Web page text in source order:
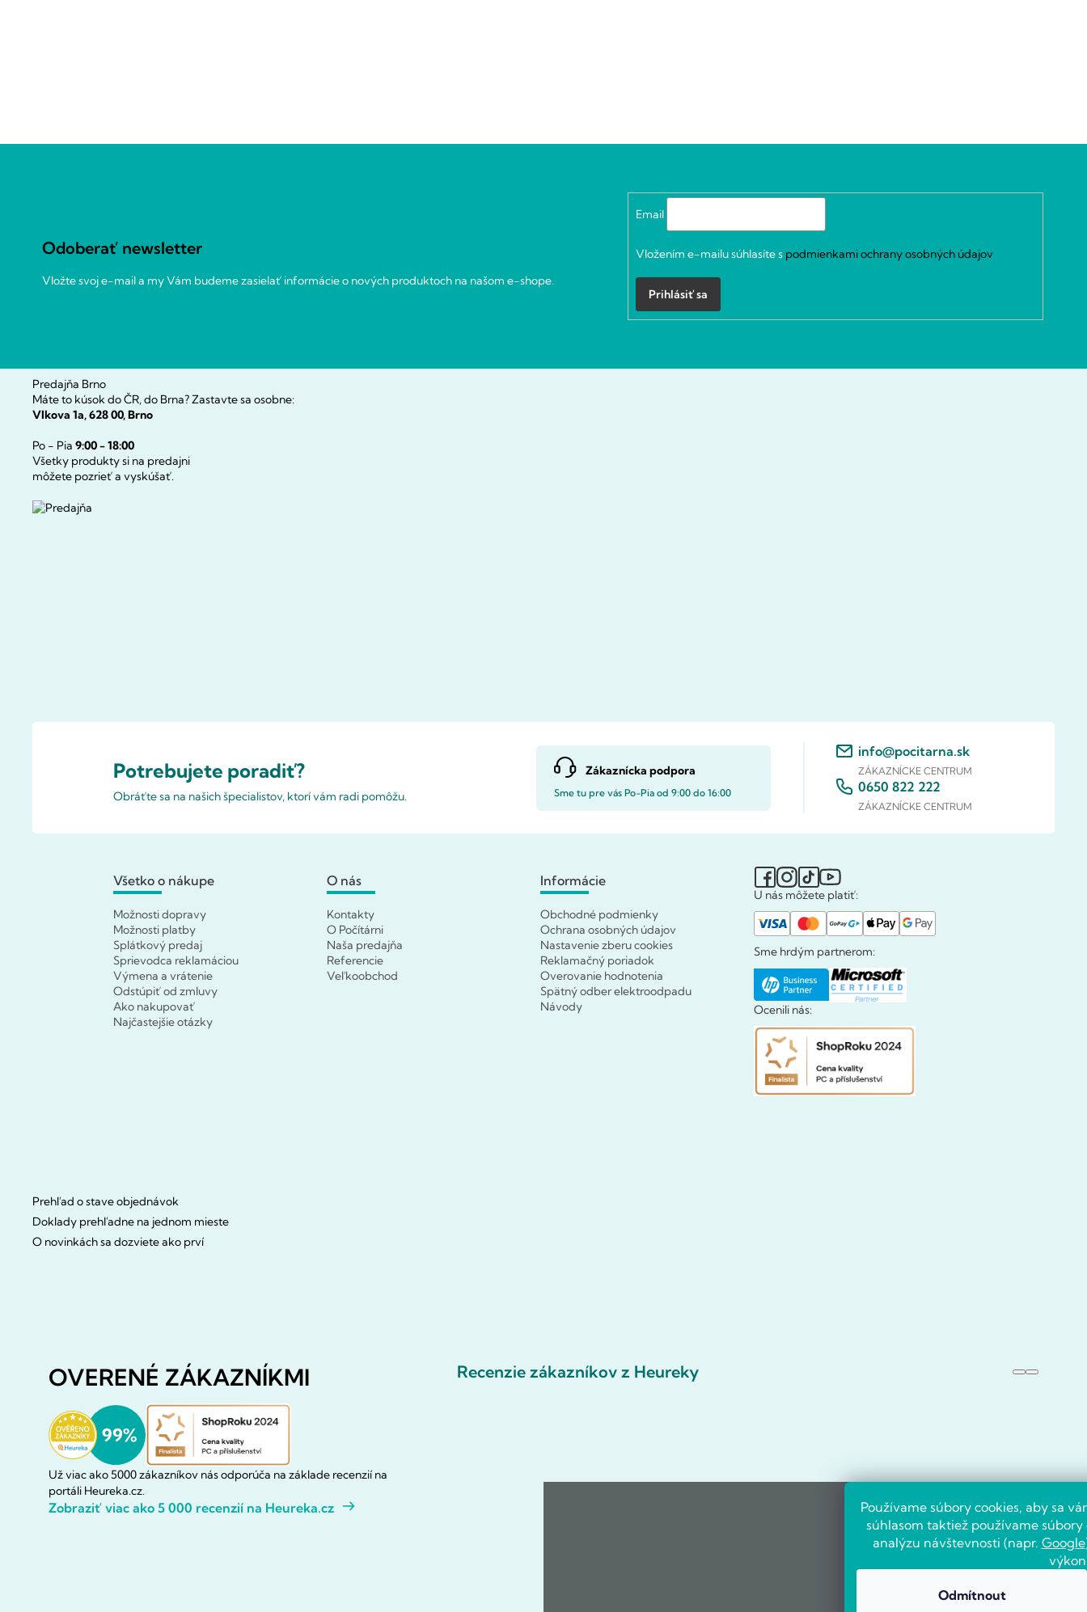
Používame súbory cookies, aby sa
súhlasom taktiež používame
analýzu návštevnosti (napr. Google
Odmítnout
Odoberať newsletter
Vložte svoj e-mail a my Vám budeme zasielať informácie o nových produktoch na našom e-shope.
Email
Vložením e-mailu súhlasíte s podmienkami ochrany osobných údajov
Prihlásiť sa
Predajňa Brno
Máte to kúsok do ČR, do Brna? Zastavte sa osobne:
Vlkova 1a, 628 00, Brno
Po - Pia 9:00 - 18:00
Všetky produkty si na predajni
môžete pozrieť a vyskúšať.
Potrebujete poradiť?
Obráťte sa na našich špecialistov, ktorí vám radi pomôžu.
Zákaznícka podpora
Sme tu pre vás Po-Pia od 9:00 do 16:00
info@pocitarna.sk
ZÁKAZNÍCKE CENTRUM
0650 822 222
ZÁKAZNÍCKE CENTRUM
Všetko o nákupe
Možnosti dopravy
Možnosti platby
Splátkový predaj
Sprievodca reklamáciou
Výmena a vrátenie
Odstúpiť od zmluvy
Ako nakupovať
Najčastejšie otázky
O nás
Kontakty
O Počítárni
Naša predajňa
Referencie
Veľkoobchod
Informácie
Obchodné podmienky
Ochrana osobných údajov
Nastavenie zberu cookies
Reklamačný poriadok
Overovanie hodnotenia
Spätný odber elektroodpadu
Návody
U nás môžete platiť:
Sme hrdým partnerom:
Ocenili nás:
Prehľad o stave objednávok
Doklady prehľadne na jednom mieste
O novinkách sa dozviete ako prví
OVERENÉ ZÁKAZNÍKMI
Už viac ako 5000 zákazníkov nás odporúča na základe recenzií na
portáli Heureka.cz.
Zobraziť viac ako 5 000 recenzií na Heureka.cz
Recenzie zákazníkov z Heureky